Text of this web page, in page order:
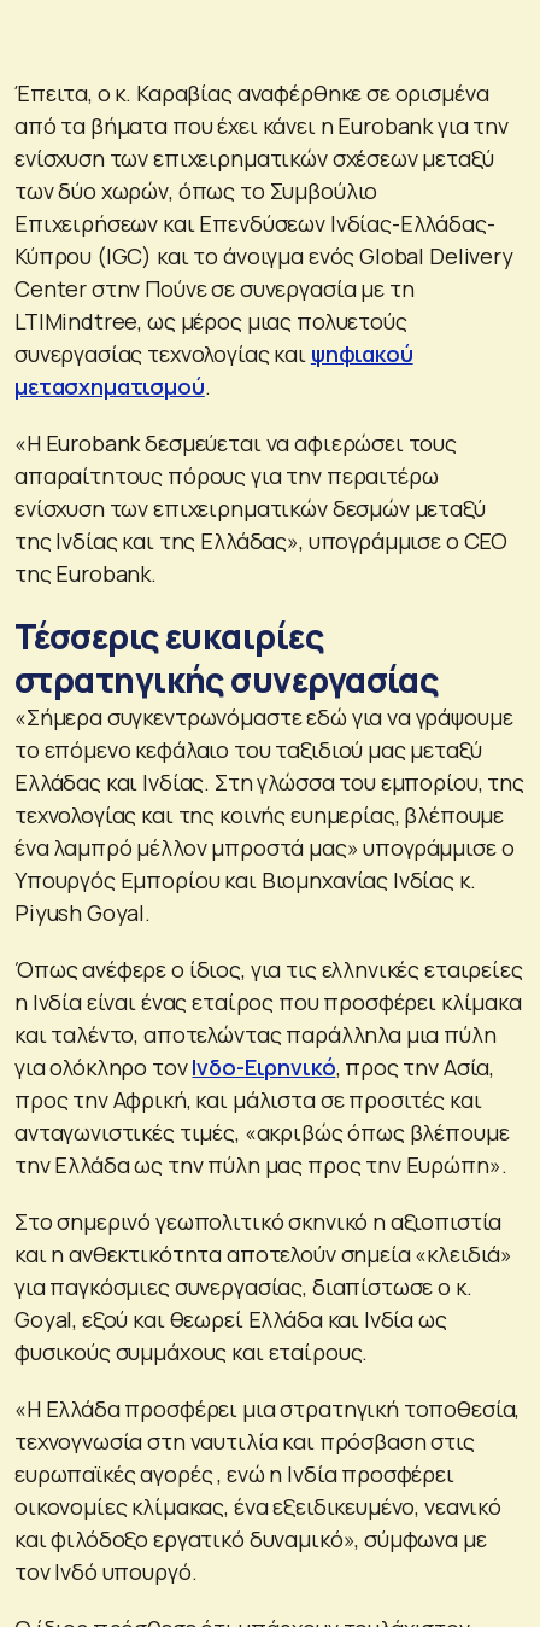
Έπειτα, ο κ. Καραβίας αναφέρθηκε σε ορισμένα
από τα βήματα που έχει κάνει η Eurobank για την
ενίσχυση των επιχειρηματικών σχέσεων μεταξύ
των δύο χωρών, όπως το Συμβούλιο
Επιχειρήσεων και Επενδύσεων Ινδίας-Ελλάδας-
Κύπρου (IGC) και το άνοιγμα ενός Global Delivery
Center στην Πούνε σε συνεργασία με τη
LTIMindtree, ως μέρος μιας πολυετούς
συνεργασίας τεχνολογίας και ψηφιακού
μετασχηματισμού.
«Η Eurobank δεσμεύεται να αφιερώσει τους
απαραίτητους πόρους για την περαιτέρω
ενίσχυση των επιχειρηματικών δεσμών μεταξύ
της Ινδίας και της Ελλάδας», υπογράμμισε ο CEO
της Eurobank.
Τέσσερις ευκαιρίες
στρατηγικής συνεργασίας
«Σήμερα συγκεντρωνόμαστε εδώ για να γράψουμε
το επόμενο κεφάλαιο του ταξιδιού μας μεταξύ
Ελλάδας και Ινδίας. Στη γλώσσα του εμπορίου, της
τεχνολογίας και της κοινής ευημερίας, βλέπουμε
ένα λαμπρό μέλλον μπροστά μας» υπογράμμισε ο
Υπουργός Εμπορίου και Βιομηχανίας Ινδίας κ.
Piyush Goyal.
Όπως ανέφερε ο ίδιος, για τις ελληνικές εταιρείες
η Ινδία είναι ένας εταίρος που προσφέρει κλίμακα
και ταλέντο, αποτελώντας παράλληλα μια πύλη
για ολόκληρο τονΙνδο-Ειρηνικό, προς την Ασία,
προς την Αφρική, και μάλιστα σε προσιτές και
ανταγωνιστικές τιμές, «ακριβώς όπως βλέπουμε
την Ελλάδα ως την πύλη μας προς την Ευρώπη».
Στο σημερινό γεωπολιτικό σκηνικό η αξιοπιστία
και η ανθεκτικότητα αποτελούν σημεία «κλειδιά»
για παγκόσμιες συνεργασίας, διαπίστωσε ο κ.
Goyal, εξού και θεωρεί Ελλάδα και Ινδία ως
φυσικούς συμμάχους και εταίρους.
«Η Ελλάδα προσφέρει μια στρατηγική τοποθεσία,
τεχνογνωσία στη ναυτιλία και πρόσβαση στις
ευρωπαϊκές αγορές , ενώ η Ινδία προσφέρει
οικονομίες κλίμακας, ένα εξειδικευμένο, νεανικό
και φιλόδοξο εργατικό δυναμικό», σύμφωνα με
τον Ινδό υπουργό.